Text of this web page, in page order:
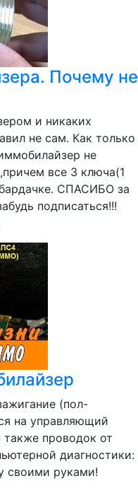
Почему не
и никаких
не сам. Как только
не
все 3 ключа(1
СПАСИБО за
подписаться!!!
(пол-
на управляющий
также проводок от
диагностики:
своими руками!